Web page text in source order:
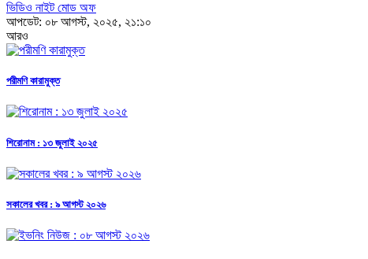
ভিডিও নাইট মোড অফ
আপডেট: ০৮ আগস্ট, ২০২৫, ২১:১০
আরও
পরীমণি কারামুক্ত
শিরোনাম : ১৩ জুলাই ২০২৫
সকালের খবর : ৯ আগস্ট ২০২৬